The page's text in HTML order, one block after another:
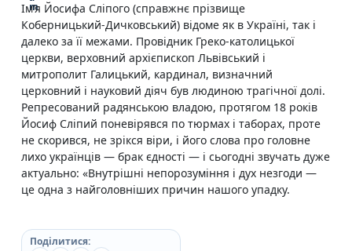
Ім’я Йосифа Сліпого (справжнє прізвище
Коберницький-Дичковський) відоме як в Україні, так і
далеко за її межами. Провідник Греко-католицької
церкви, верховний архієпископ Львівський і
митрополит Галицький, кардинал, визначний
церковний і науковий діяч був людиною трагічної долі.
Репресований радянською владою, протягом 18 років
Йосиф Сліпий поневірявся по тюрмах і таборах, проте
не скорився, не зрікся віри, і його слова про головне
лихо українців — брак єдності — і сьогодні звучать дуже
актуально: «Внутрішні непорозуміння і дух незгоди —
це одна з найголовніших причин нашого упадку.
Поділитися: